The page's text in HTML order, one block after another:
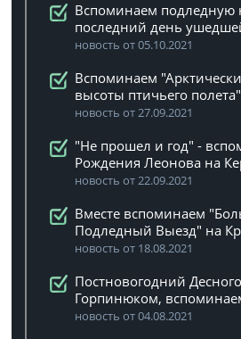
Вспоминаем подледную
последний день
новость от 05.10.2021
Вспоминаем
высоты птичьего полета"
новость от 27.09.2021
"Не прошел и год" -
Рождения Леонова на
новость от 22.09.2021
Вместе вспоминаем
Подледный Выезд" на
новость от 18.08.2021
Постновогодний
Горпинюком,
новость от 04.08.2021